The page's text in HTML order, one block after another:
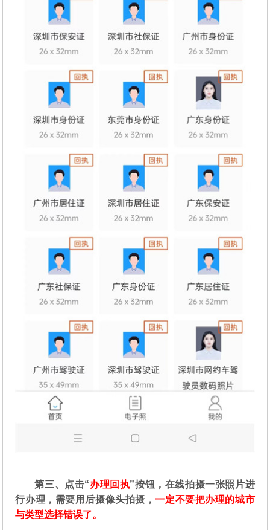
第三、点击“办理回执”按钮，在线拍摄一张照片进
行办理，需要用后摄像头拍摄，一定不要把办理的城市
与类型选择错误了。